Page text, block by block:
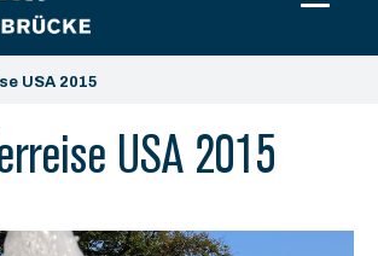
USA 2015
USA 2015